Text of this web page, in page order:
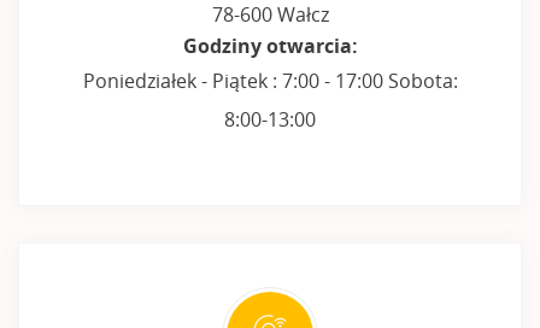
78-600 Wałcz
Godziny otwarcia:
Poniedziałek - Piątek : 7:00 - 17:00 Sobota:
8:00-13:00